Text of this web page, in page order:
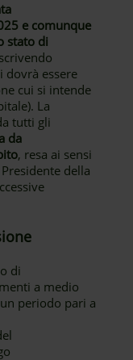
e comunque
stato di
dovrà essere
cui si intende
La
tutti gli
da
, resa ai sensi
della
di
a medio
periodo pari a